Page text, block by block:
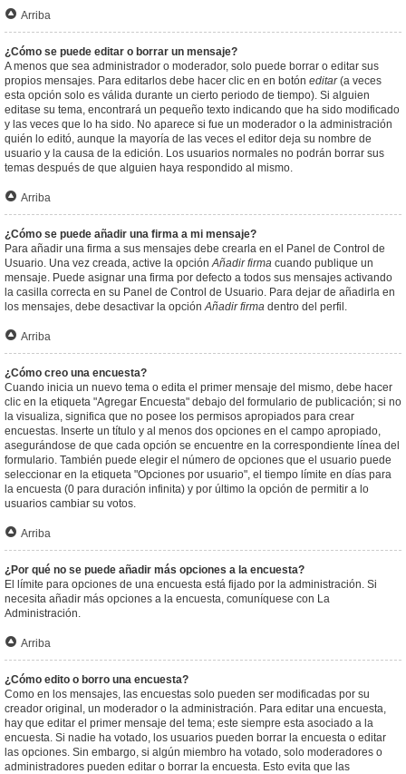
Arriba
¿Cómo se puede editar o borrar un mensaje?
A menos que sea administrador o moderador, solo puede borrar o editar sus
propios mensajes. Para editarlos debe hacer clic en en botón editar(a veces
esta opción solo es válida durante un cierto periodo de tiempo). Si alguien
editase su tema, encontrará un pequeño texto indicando que ha sido modificado
y las veces que lo ha sido. No aparece si fue un moderador o la administración
quién lo editó, aunque la mayoría de las veces el editor deja su nombre de
usuario y la causa de la edición. Los usuarios normales no podrán borrar sus
temas después de que alguien haya respondido al mismo.
Arriba
¿Cómo se puede añadir una firma a mi mensaje?
Para añadir una firma a sus mensajes debe crearla en el Panel de Control de
Usuario. Una vez creada, active la opciónAñadir firma cuando publique un
mensaje. Puede asignar una firma por defecto a todos sus mensajes activando
la casilla correcta en su Panel de Control de Usuario. Para dejar de añadirla en
los mensajes, debe desactivar la opciónAñadir firma dentro del perfil.
Arriba
¿Cómo creo una encuesta?
Cuando inicia un nuevo tema o edita el primer mensaje del mismo, debe hacer
clic en la etiqueta "Agregar Encuesta" debajo del formulario de publicación; si no
la visualiza, significa que no posee los permisos apropiados para crear
encuestas. Inserte un título y al menos dos opciones en el campo apropiado,
asegurándose de que cada opción se encuentre en la correspondiente línea del
formulario. También puede elegir el número de opciones que el usuario puede
seleccionar en la etiqueta "Opciones por usuario", el tiempo límite en días para
la encuesta (0 para duración infinita) y por último la opción de permitir a lo
usuarios cambiar su votos.
Arriba
¿Por qué no se puede añadir más opciones a la encuesta?
El límite para opciones de una encuesta está fijado por la administración. Si
necesita añadir más opciones a la encuesta, comuníquese con La
Administración.
Arriba
¿Cómo edito o borro una encuesta?
Como en los mensajes, las encuestas solo pueden ser modificadas por su
creador original, un moderador o la administración. Para editar una encuesta,
hay que editar el primer mensaje del tema; este siempre esta asociado a la
encuesta. Si nadie ha votado, los usuarios pueden borrar la encuesta o editar
las opciones. Sin embargo, si algún miembro ha votado, solo moderadores o
administradores pueden editar o borrar la encuesta. Esto evita que las